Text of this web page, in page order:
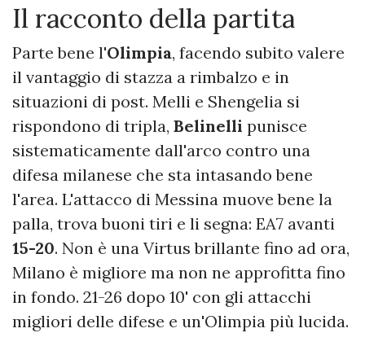
Il racconto della partita
Parte bene l'Olimpia, facendo subito valere
il vantaggio di stazza a rimbalzo e in
situazioni di post. Melli e Shengelia si
rispondono di tripla, Belinelli punisce
sistematicamente dall'arco contro una
difesa milanese che sta intasando bene
l'area. L'attacco di Messina muove bene la
palla, trova buoni tiri e li segna: EA7 avanti
15-20. Non è una Virtus brillante fino ad ora,
Milano è migliore ma non ne approfitta fino
in fondo. 21-26 dopo 10' con gli attacchi
migliori delle difese e un'Olimpia più lucida.